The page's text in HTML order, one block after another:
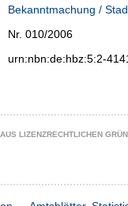
Bekanntmachung /
Nr. 010/2006
urn:nbn:de:hbz:5:2-
LIZENZRECHTLICHEN